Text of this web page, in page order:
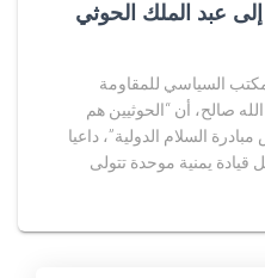
عبد الملك الحوثي
السياسي للمقاومة
صالح، أن “الحوثيين هم
السلام الدولية”، داعيا
قيادة يمنية موحدة تتولى